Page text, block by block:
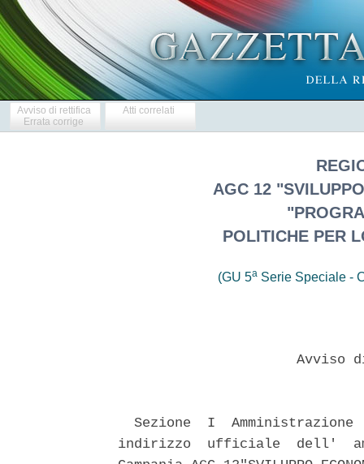
Avviso di rettifica
Errata corrige
Atti correlati
AGC 12
POLITICHE PER
(GU 5a Serie Speciale -
Avviso
Sezione  I  Amministrazione
indirizzo  ufficiale  dell'